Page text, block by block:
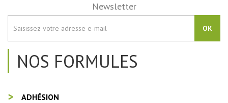
Newsletter
OK
NOS FORMULES
ADHÉSION